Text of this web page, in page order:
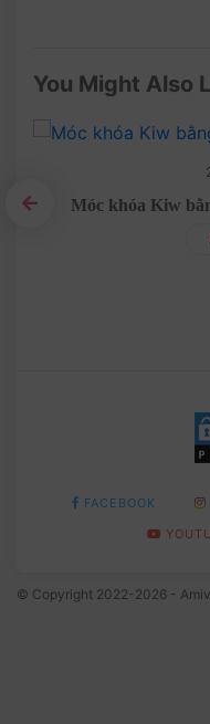
You Might Also
Móc khóa Kiw
FACEBOOK
© Copyright 2022-2026 -